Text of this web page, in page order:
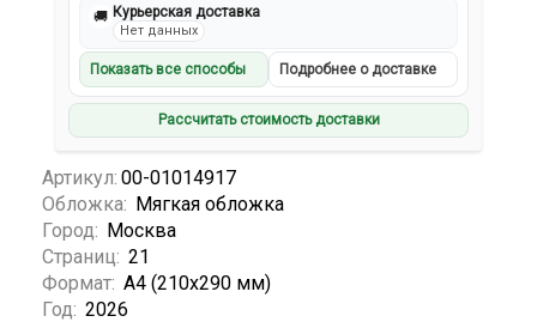
🚚 Курьерская доставка
Нет данных
Показать все способы Подробнее о доставке
Рассчитать стоимость доставки
Артикул: 00-01014917
Обложка: Мягкая обложка
Город: Москва
Страниц: 21
Формат: А4 (210x290 мм)
Год: 2026